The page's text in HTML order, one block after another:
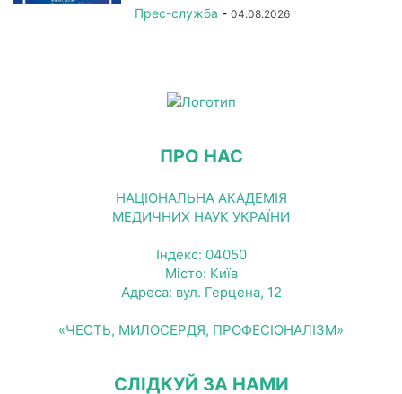
Прес-служба - 04.08.2026
ПРО НАС
НАЦІОНАЛЬНА АКАДЕМІЯ
МЕДИЧНИХ НАУК УКРАЇНИ
Індекс: 04050
Місто: Київ
Адреса: вул. Герцена, 12
«ЧЕСТЬ, МИЛОСЕРДЯ, ПРОФЕСІОНАЛІЗМ»
СЛІДКУЙ ЗА НАМИ